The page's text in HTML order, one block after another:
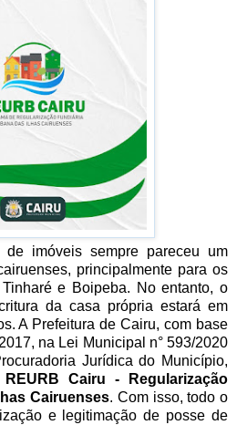
imóveis sempre pareceu um
principalmente para os
e Boipeba. No entanto, o
da casa própria estará em
A Prefeitura de Cairu, com base
na Lei Municipal n° 593/2020
Jurídica do Município,
REURB Cairu - Regularização
Cairuenses. Com isso, todo o
e legitimação de posse de